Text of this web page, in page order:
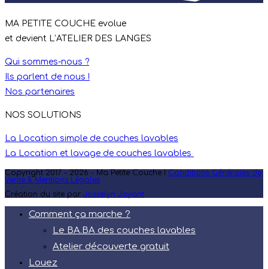
MA PETITE COUCHE evolue
et devient L’ATELIER DES LANGES
Qui sommes-nous ?
Ils parlent de nous !
Nos partenaires
NOS SOLUTIONS
La Location simple de couches lavables
La Location et lavage de couches lavables
Copyright 2017 - 2026 - Ma Petite Couche I Conditions Générales de
Vente & Mentions Légales
Création du site par Josselyn Jayant
Comment ça marche ?
Le BA.BA des couches lavables
Atelier découverte gratuit
Louez